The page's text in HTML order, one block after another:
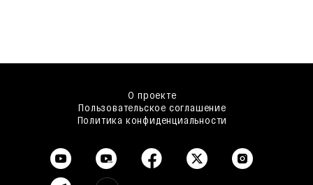
О проекте
Пользовательское соглашение
Политика конфиденциальности